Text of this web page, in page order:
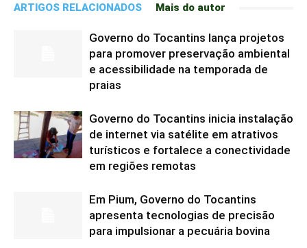
ARTIGOS RELACIONADOS Mais do autor
Governo do Tocantins lança projetos
para promover preservação ambiental
e acessibilidade na temporada de
praias
Governo do Tocantins inicia instalação
de internet via satélite em atrativos
turísticos e fortalece a conectividade
em regiões remotas
Em Pium, Governo do Tocantins
apresenta tecnologias de precisão
para impulsionar a pecuária bovina